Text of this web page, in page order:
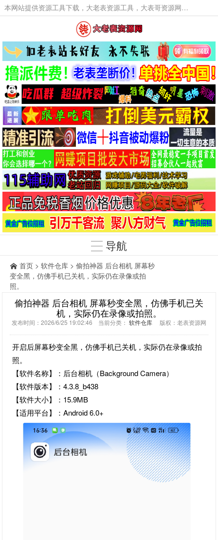
本网站提供资源工具下载，大老表资源工具，大表哥资源网软件工具，大老表资源下载，活动线报福利资源分享,活动线报，大型网游经典游戏，网络热门技术游戏辅助交流与分享。
导航
首页 > 软件仓库 > 偷拍神器 后台相机 屏幕秒
变全黑，仿佛手机已关机，实际仍在录像或拍
照。
偷拍神器 后台相机 屏幕秒变全黑，仿佛手机已关
机，实际仍在录像或拍照。
发布时间：2026/6/25 19:02:46 当前分类： 软件仓库 版权：老表资源网
开启后屏幕秒变全黑，仿佛手机已关机，实际仍在录像或拍
照。
【软件名称】：后台相机（Background Camera）
【软件版本】：4.3.8_b438
【软件大小】：15.9MB
【适用平台】：Android 6.0+